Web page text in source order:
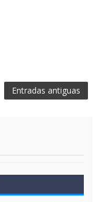
Entradas antiguas
gran web
Star
Cuándo es
gratuitos
este